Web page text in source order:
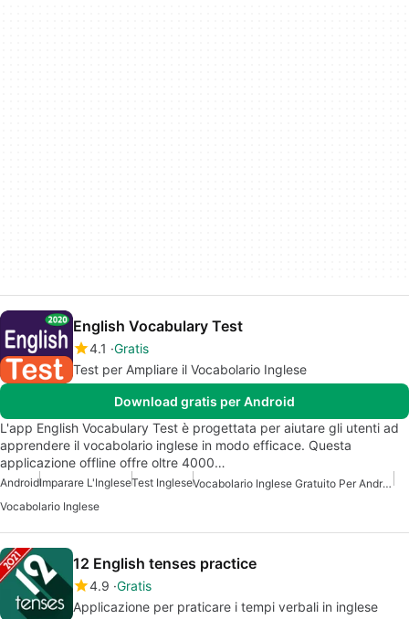
English Vocabulary Test
4.1 Gratis
Test per Ampliare il Vocabolario Inglese
Download gratis per Android
L'app English Vocabulary Test è progettata per aiutare gli utenti ad
apprendere il vocabolario inglese in modo efficace. Questa
applicazione offline offre oltre 4000…
AndroidImparare L'IngleseTest Inglese
Vocabolario Inglese Gratuito Per Android
Vocabolario Inglese
12 English tenses practice
4.9 Gratis
Applicazione per praticare i tempi verbali in inglese